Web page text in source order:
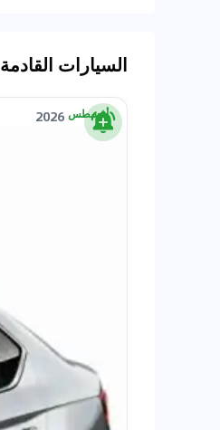
السيارات القادمة
أغسطس 2026